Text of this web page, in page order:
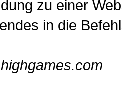
zu einer
in die